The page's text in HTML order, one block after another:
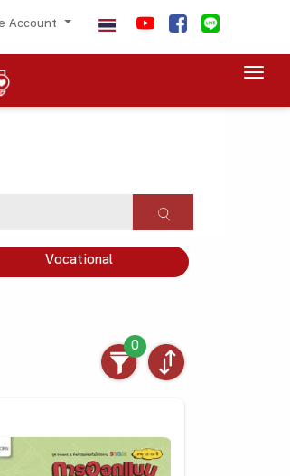
Account
Vocational
0